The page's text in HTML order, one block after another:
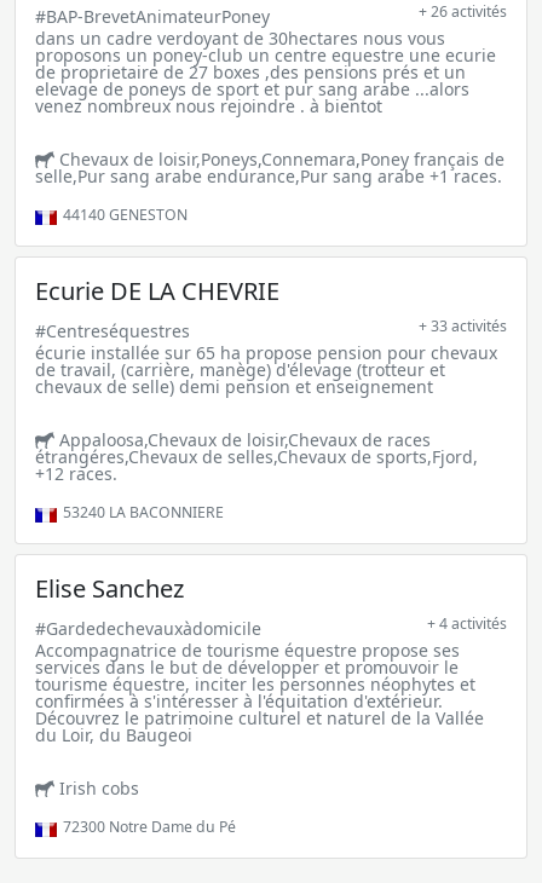
#BAP-BrevetAnimateurPoney + 26 activités
dans un cadre verdoyant de 30hectares nous vous
proposons un poney-club un centre equestre une ecurie
de proprietaire de 27 boxes ,des pensions prés et un
elevage de poneys de sport et pur sang arabe ...alors
venez nombreux nous rejoindre . à bientot
Chevaux de loisir,Poneys,Connemara,Poney français de
selle,Pur sang arabe endurance,Pur sang arabe +1 races.
44140GENESTON
Ecurie DE LA CHEVRIE
#Centreséquestres + 33 activités
écurie installée sur 65 ha propose pension pour chevaux
de travail, (carrière, manège) d'élevage (trotteur et
chevaux de selle) demi pension et enseignement
Appaloosa,Chevaux de loisir,Chevaux de races
étrangéres,Chevaux de selles,Chevaux de sports,Fjord,
+12 races.
53240 LA BACONNIERE
Elise Sanchez
#Gardedechevauxàdomicile + 4 activités
Accompagnatrice de tourisme équestre propose ses
services dans le but de développer et promouvoir le
tourisme équestre, inciter les personnes néophytes et
confirmées à s'intéresser à l'équitation d'extérieur.
Découvrez le patrimoine culturel et naturel de la Vallée
du Loir, du Baugeoi
Irish cobs
72300 Notre Dame du Pé